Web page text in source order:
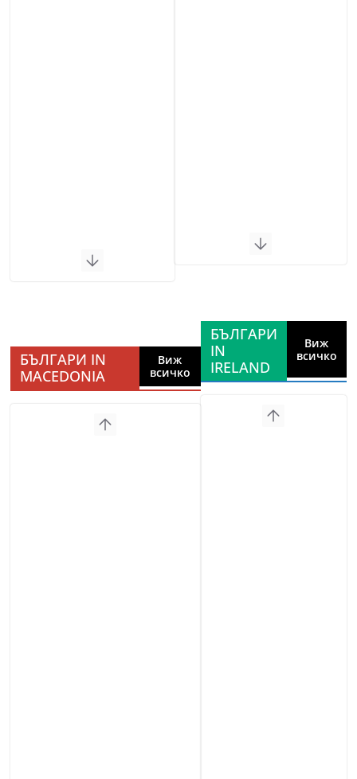
БЪЛГАРИ IN
MACEDONIA
Виж
всичко
БЪЛГАРИ
IN
IRELAND
Виж
всичко